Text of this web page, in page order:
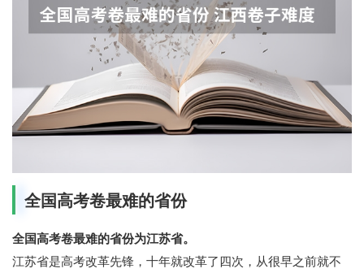
全国高考卷最难的省份
全国高考卷最难的省份为江苏省。
江苏省是高考改革先锋，十年就改革了四次，从很早之前就不